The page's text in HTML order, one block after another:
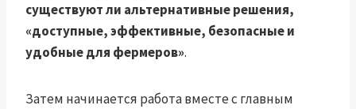
существуют ли альтернативные решения,
«доступные, эффективные, безопасные и
удобные для фермеров».
Затем начинается работа вместе с главным